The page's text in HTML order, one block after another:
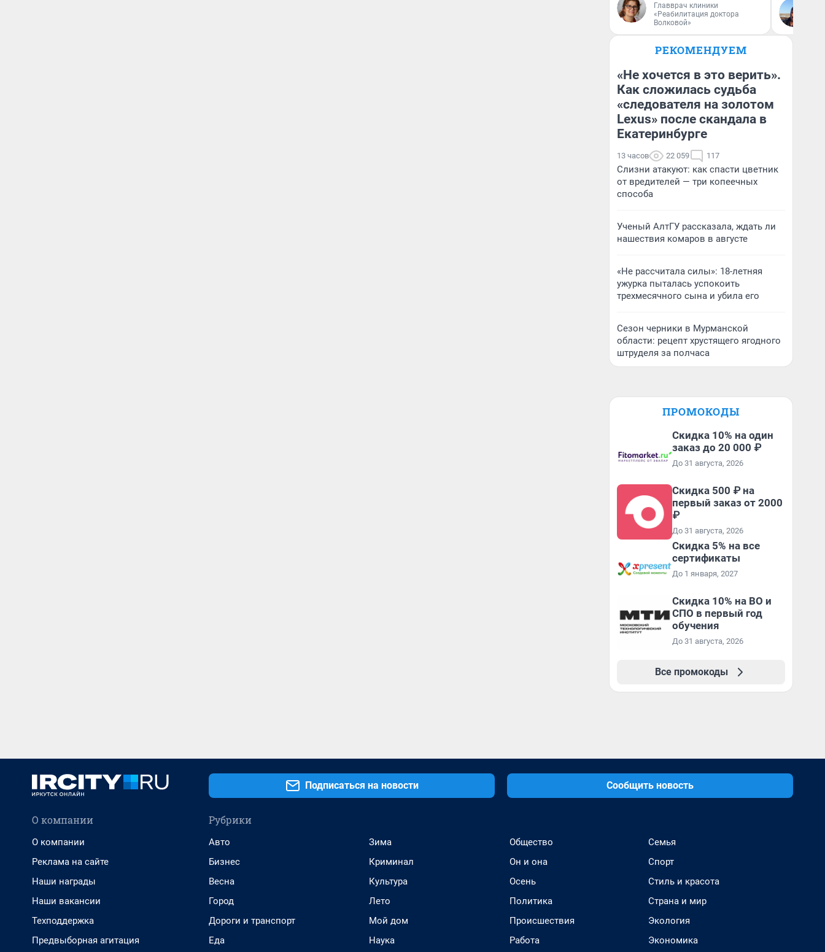
Главврач клиники
«Реабилитация доктора
Волковой»
РЕКОМЕНДУЕМ
«Не хочется в это верить».
Как сложилась судьба
«следователя на золотом
Lexus» после скандала в
Екатеринбурге
13 часов 22 059 117
Слизни атакуют: как спасти цветник
от вредителей — три копеечных
способа
Ученый АлтГУ рассказала, ждать ли
нашествия комаров в августе
«Не рассчитала силы»: 18-летняя
ужурка пыталась успокоить
трехмесячного сына и убила его
Сезон черники в Мурманской
области: рецепт хрустящего ягодного
штруделя за полчаса
ПРОМОКОДЫ
Скидка 10% на один
заказ до 20 000 ₽
До 31 августа, 2026
Скидка 500 ₽ на
первый заказ от 2000
₽
До 31 августа, 2026
Скидка 5% на все
сертификаты
До 1 января, 2027
Скидка 10% на ВО и
СПО в первый год
обучения
До 31 августа, 2026
Все промокоды
Подписаться на новости Сообщить новость
О компании
О компании
Реклама на сайте
Наши награды
Наши вакансии
Техподдержка
Предвыборная агитация
Рубрики
Авто
Бизнес
Весна
Город
Дороги и транспорт
Еда
Зима
Криминал
Культура
Лето
Мой дом
Наука
Общество
Он и она
Осень
Политика
Происшествия
Работа
Семья
Спорт
Стиль и красота
Страна и мир
Экология
Экономика